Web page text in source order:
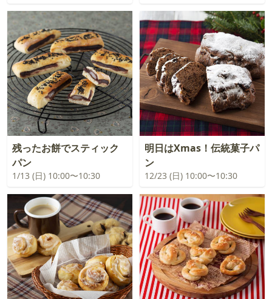
残ったお餅でスティック
パン
1/13 (日) 10:00〜10:30
明日はXmas！伝統菓子パ
ン
12/23 (日) 10:00〜10:30